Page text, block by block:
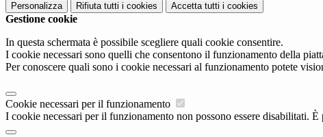
Personalizza Rifiuta tutti i cookies Accetta tutti i cookies
Gestione cookie
In questa schermata è possibile scegliere quali cookie consentire.
I cookie necessari sono quelli che consentono il funzionamento della
Per conoscere quali sono i cookie necessari al funzionamento potete
Cookie necessari per il funzionamento
I cookie necessari per il funzionamento non possono essere disabilitati.